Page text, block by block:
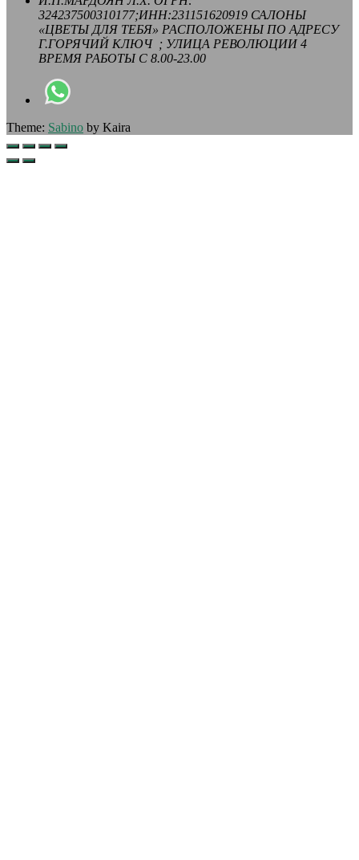
324237500310177;ИНН:231151620919 САЛОНЫ
«ЦВЕТЫ ДЛЯ ТЕБЯ» РАСПОЛОЖЕНЫ ПО АДРЕСУ
Г.ГОРЯЧИЙ КЛЮЧ ; УЛИЦА РЕВОЛЮЦИИ 4
ВРЕМЯ РАБОТЫ С 8.00-23.00
Theme: Sabino by Kaira